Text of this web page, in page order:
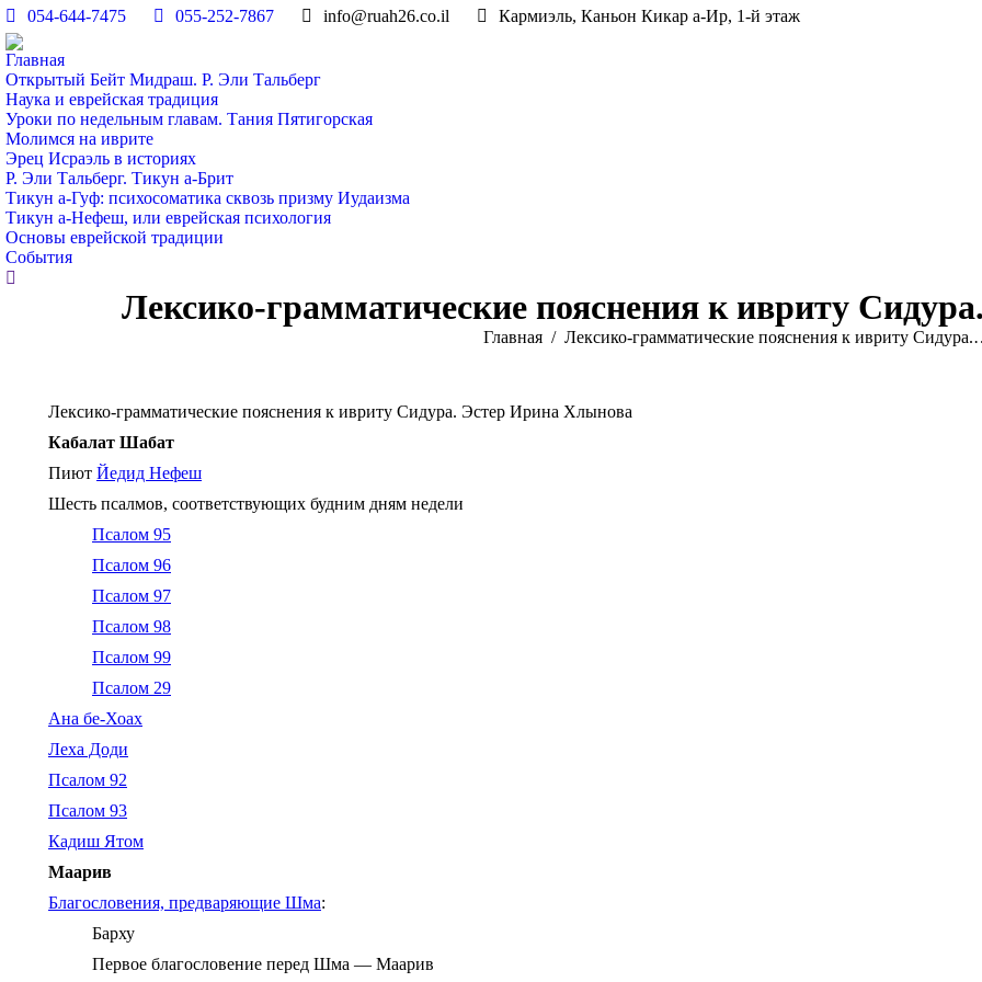
054-644-7475 055-252-7867 info@ruah26.co.il Кармиэль, Каньон Кикар а-Ир, 1-й этаж
Главная
Открытый Бейт Мидраш. Р. Эли Тальберг
Наука и еврейская традиция
Уроки по недельным главам. Тания Пятигорская
Молимся на иврите
Эрец Исраэль в историях
Р. Эли Тальберг. Тикун а-Брит
Тикун а-Гуф: психосоматика сквозь призму Иудаизма
Тикун а-Нефеш, или еврейская психология
Основы еврейской традиции
События
Поиск:
Лексико-грамматические пояснения к ивриту
Вы здесь:
Главная Лексико-грамматические пояснения к ивриту
Лексико-грамматические пояснения к ивриту Сидура. Эстер Ирина Хлынова
Кабалат Шабат
Пиют Йедид Нефеш
Шесть псалмов, соответствующих будним дням недели
Псалом 95
Псалом 96
Псалом 97
Псалом 98
Псалом 99
Псалом 29
Ана бе-Хоах
Леха Доди
Псалом 92
Псалом 93
Кадиш Ятом
Маарив
Благословения, предваряющие Шма:
Барху
Первое благословение перед Шма — Маарив